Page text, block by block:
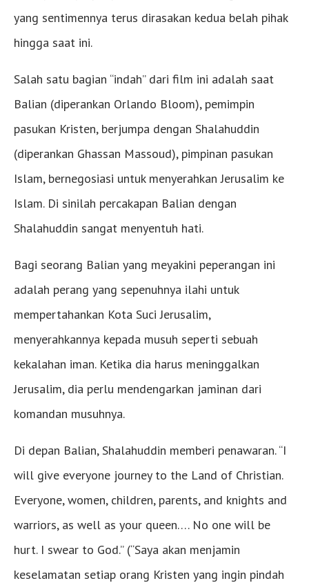
yang sentimennya terus dirasakan kedua belah pihak
hingga saat ini.
Salah satu bagian “indah” dari film ini adalah saat
Balian (diperankan Orlando Bloom), pemimpin
pasukan Kristen, berjumpa dengan Shalahuddin
(diperankan Ghassan Massoud), pimpinan pasukan
Islam, bernegosiasi untuk menyerahkan Jerusalim ke
Islam. Di sinilah percakapan Balian dengan
Shalahuddin sangat menyentuh hati.
Bagi seorang Balian yang meyakini peperangan ini
adalah perang yang sepenuhnya ilahi untuk
mempertahankan Kota Suci Jerusalim,
menyerahkannya kepada musuh seperti sebuah
kekalahan iman. Ketika dia harus meninggalkan
Jerusalim, dia perlu mendengarkan jaminan dari
komandan musuhnya.
Di depan Balian, Shalahuddin memberi penawaran. “I
will give everyone journey to the Land of Christian.
Everyone, women, children, parents, and knights and
warriors, as well as your queen…. No one will be
hurt. I swear to God.” (“Saya akan menjamin
keselamatan setiap orang Kristen yang ingin pindah